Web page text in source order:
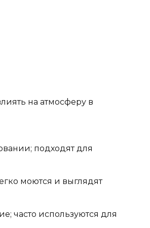
на атмосферу в
подходят для
моются и выглядят
часто используются для